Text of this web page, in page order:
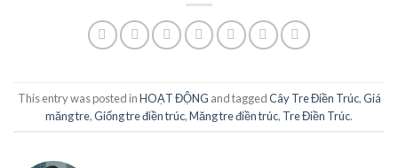
This entry was posted inHOẠT ĐỘNG and taggedCây Tre Điền Trúc,Giá
măng tre,Giống tre điền trúc,Măng tre điền trúc, Tre Điền Trúc.